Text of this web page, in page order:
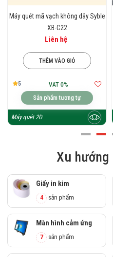
Máy quét mã vạch không dây Syble
XB-C22
Liên hệ
THÊM VÀO GIỎ
5
VAT 0%
Sản phẩm tương tự
Máy quét 2D
Xu hướng
Giấy in kim
4 sản phẩm
Màn hình cảm ứng
7 sản phẩm